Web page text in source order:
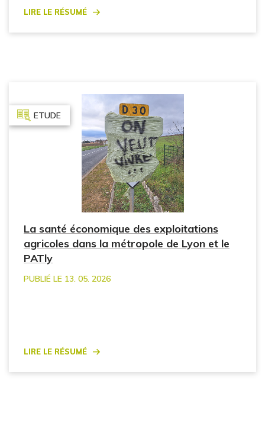
Lire le résumé
ETUDE
La santé économique des exploitations
agricoles dans la métropole de Lyon et le
PATly
PUBLIÉ LE 13. 05. 2026
Lire le résumé